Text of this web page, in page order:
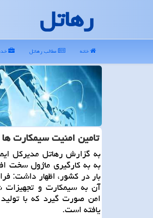
رهاتل
خانه مطالب رهاتل
تامین امنیت سیمكارت
به گزارش رهاتل مدیركل
به به كارگیری ماژول سخت
بار در كشور، اظهار داشت:
آن به سیمكارت و تجهیزات
یافته است.